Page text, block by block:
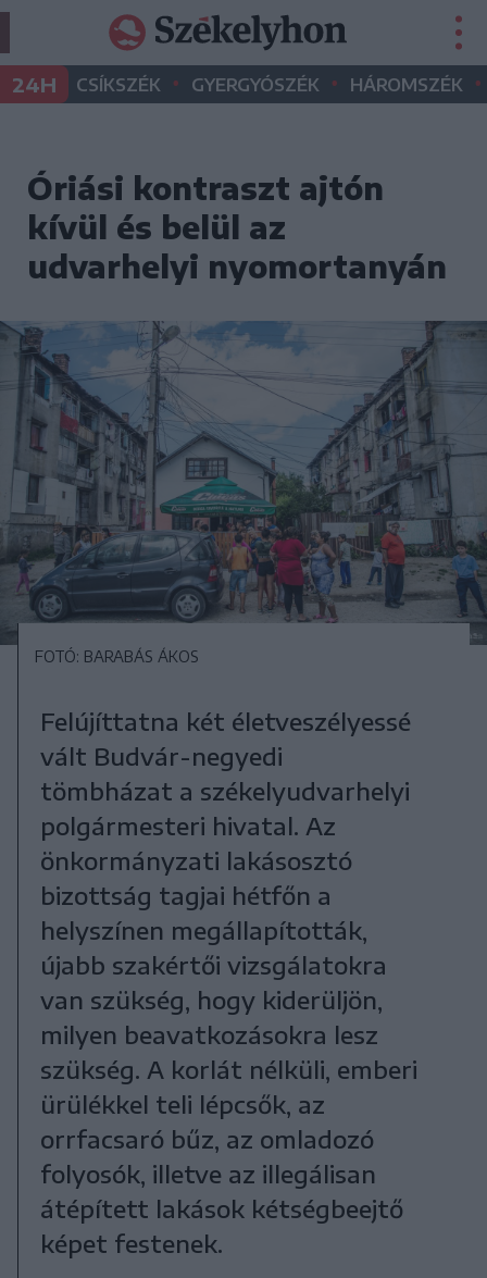
24H CSÍKSZÉK • GYERGYÓSZÉK • HÁROMSZÉK •
Óriási kontraszt ajtón
kívül és belül az
udvarhelyi nyomortanyán
FOTÓ: BARABÁS ÁKOS
Felújíttatna két életveszélyessé
vált Budvár-negyedi
tömbházat a székelyudvarhelyi
polgármesteri hivatal. Az
önkormányzati lakásosztó
bizottság tagjai hétfőn a
helyszínen megállapították,
újabb szakértői vizsgálatokra
van szükség, hogy kiderüljön,
milyen beavatkozásokra lesz
szükség. A korlát nélküli, emberi
ürülékkel teli lépcsők, az
orrfacsaró bűz, az omladozó
folyosók, illetve az illegálisan
átépített lakások kétségbeejtő
képet festenek.